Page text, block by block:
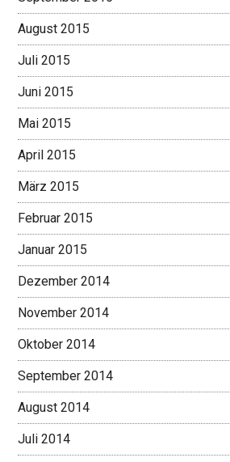
August 2015
Juli 2015
Juni 2015
Mai 2015
April 2015
März 2015
Februar 2015
Januar 2015
Dezember 2014
November 2014
Oktober 2014
September 2014
August 2014
Juli 2014